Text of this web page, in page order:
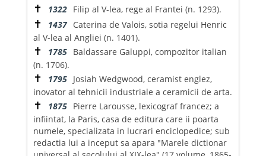
✝ 1322 Filip al V-lea, rege al Frantei (n. 1293).
✝ 1437 Caterina de Valois, sotia regelui Henric
al V-lea al Angliei (n. 1401).
✝ 1785 Baldassare Galuppi, compozitor italian
(n. 1706).
✝ 1795 Josiah Wedgwood, ceramist englez,
inovator al tehnicii industriale a ceramicii de arta.
✝ 1875 Pierre Larousse, lexicograf francez; a
infiintat, la Paris, casa de editura care ii poarta
numele, specializata in lucrari enciclopedice; sub
redactia lui a inceput sa apara "Marele dictionar